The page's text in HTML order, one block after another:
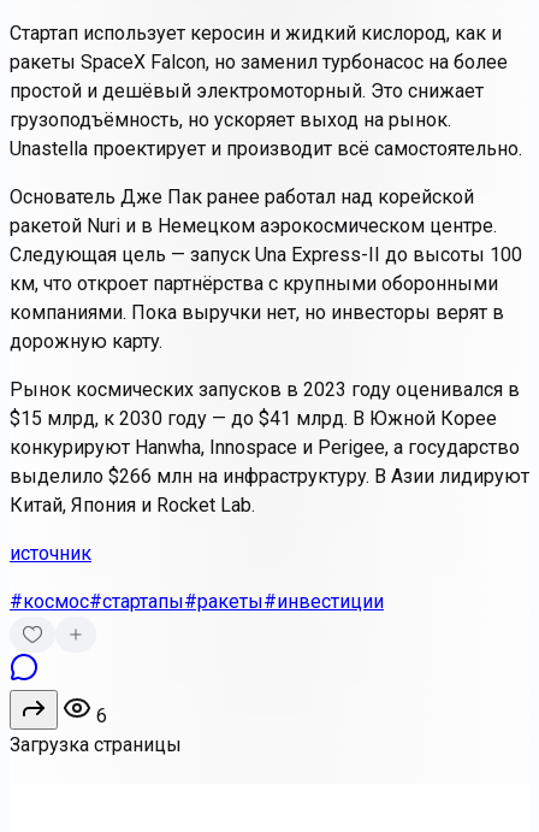
Стартап использует керосин и жидкий кислород, как и
ракеты SpaceX Falcon, но заменил турбонасос на более
простой и дешёвый электромоторный. Это снижает
грузоподъёмность, но ускоряет выход на рынок.
Unastella проектирует и производит всё самостоятельно.
Основатель Дже Пак ранее работал над корейской
ракетой Nuri и в Немецком аэрокосмическом центре.
Следующая цель — запуск Una Express-II до высоты 100
км, что откроет партнёрства с крупными оборонными
компаниями. Пока выручки нет, но инвесторы верят в
дорожную карту.
Рынок космических запусков в 2023 году оценивался в
$15 млрд, к 2030 году — до $41 млрд. В Южной Корее
конкурируют Hanwha, Innospace и Perigee, а государство
выделило $266 млн на инфраструктуру. В Азии лидируют
Китай, Япония и Rocket Lab.
источник
#космос#стартапы#ракеты#инвестиции
6
Загрузка страницы